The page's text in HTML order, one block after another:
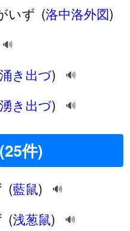
いず (洛中洛外図)
🔊
涌き出づ) 🔊
湧き出づ) 🔊
件)
(藍鼠) 🔊
(浅葱鼠) 🔊